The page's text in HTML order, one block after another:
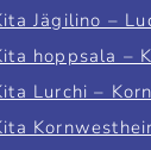
Jägilino –
hoppsala –
Lurchi –